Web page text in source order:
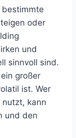
bestimmte
oder
und
sinnvoll sind.
großer
ist. Wer
nutzt, kann
und den